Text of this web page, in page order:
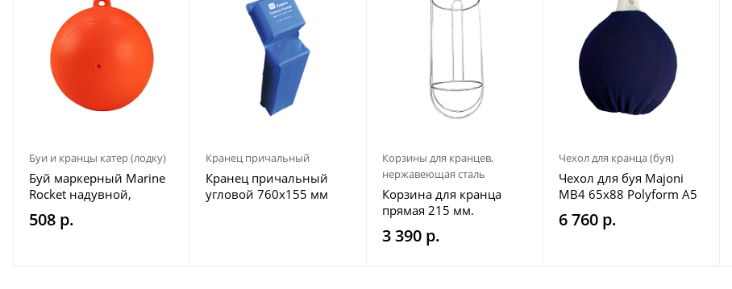
Буи и кранцы катер (лодку)
Буй маркерный Marine
Rocket надувной,
диаметр 200 мм, цвет
красный
508 р.
Кранец причальный
Кранец причальный
угловой 760х155 мм
Корзины для кранцев,
нержавеющая сталь
Корзина для кранца
прямая 215 мм.
3 390 р.
Чехол для кранца (буя)
Чехол для буя Majoni
MB4 65х88 Polyform A5
69x91 Ocean R5 68x90
Plastimo 65x88 темно-
6 760 р.